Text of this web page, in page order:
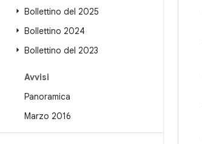
Bollettino del 2025
Bollettino 2024
Bollettino del 2023
Avvisi
Panoramica
Marzo 2016